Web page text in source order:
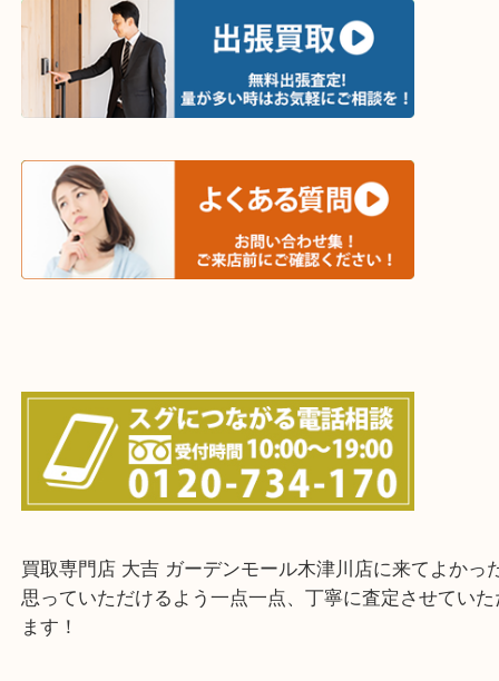
値段つくものがわからないから何を持っていけばわ
い…
当店ではそういったお困りの方からのご依頼も大歓
・出張買取エリア
木津川市・精華町・京田辺市・井手町
和束町・笠置町・高の原・西大寺・南山城村
城陽市・奈良市・生駒市・大和郡山市